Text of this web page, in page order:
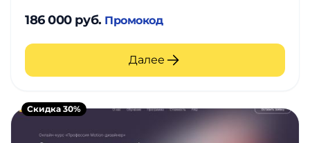
186 000 руб. Промокод
Далее
Скидка 30%